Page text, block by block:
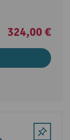
324,00 €